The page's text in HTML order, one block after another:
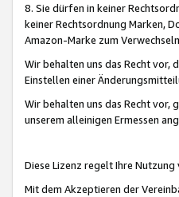
8. Sie dürfen in keiner
keiner Rechtsordnung Marken,
Amazon-Marke zum
Wir behalten uns das Recht vor,
Einstellen einer
Wir behalten uns das Recht vor,
unserem alleinigen Ermessen
Diese Lizenz regelt Ihre
Mit dem Akzeptieren der